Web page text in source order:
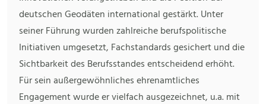
deutschen Geodäten international gestärkt. Unter
seiner Führung wurden zahlreiche berufspolitische
Initiativen umgesetzt, Fachstandards gesichert und die
Sichtbarkeit des Berufsstandes entscheidend erhöht.
Für sein außergewöhnliches ehrenamtliches
Engagement wurde er vielfach ausgezeichnet, u.a. mit